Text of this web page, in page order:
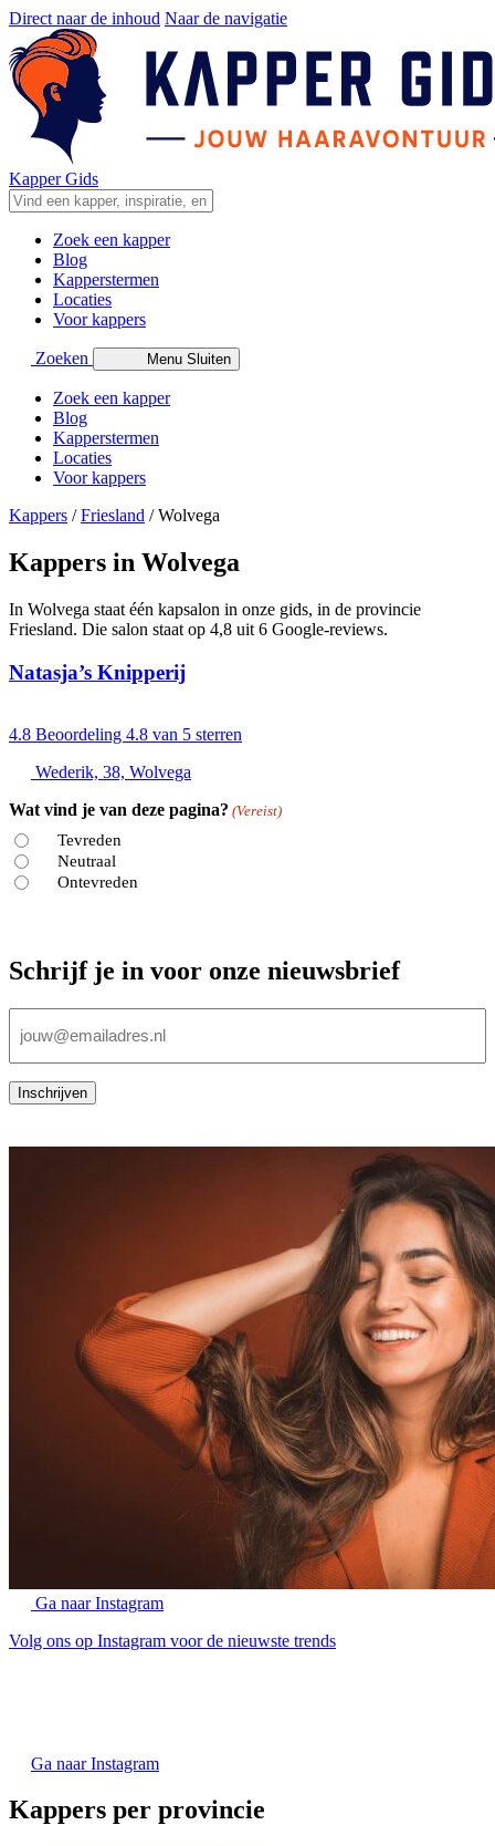
Direct naar de inhoud Naar de navigatie
Kapper Gids
Zoek een kapper
Blog
Kapperstermen
Locaties
Voor kappers
Zoeken Menu Sluiten
Zoek een kapper
Blog
Kapperstermen
Locaties
Voor kappers
Kappers /Friesland /Wolvega
Kappers in Wolvega
In Wolvega staat één kapsalon in onze gids, in de provincie
Friesland. Die salon staat op 4,8 uit 6 Google-reviews.
Natasja’s Knipperij
4.8 Beoordeling 4.8 van 5 sterren
Wederik, 38, Wolvega
Wat vind je van deze pagina? (Vereist)
Tevreden
Neutraal
Ontevreden
Schrijf je in voor onze nieuwsbrief
mailadres
Inschrijven
Ga naar Instagram
Volg ons op Instagram voor de nieuwste trends
Ga naar Instagram
Kappers per provincie